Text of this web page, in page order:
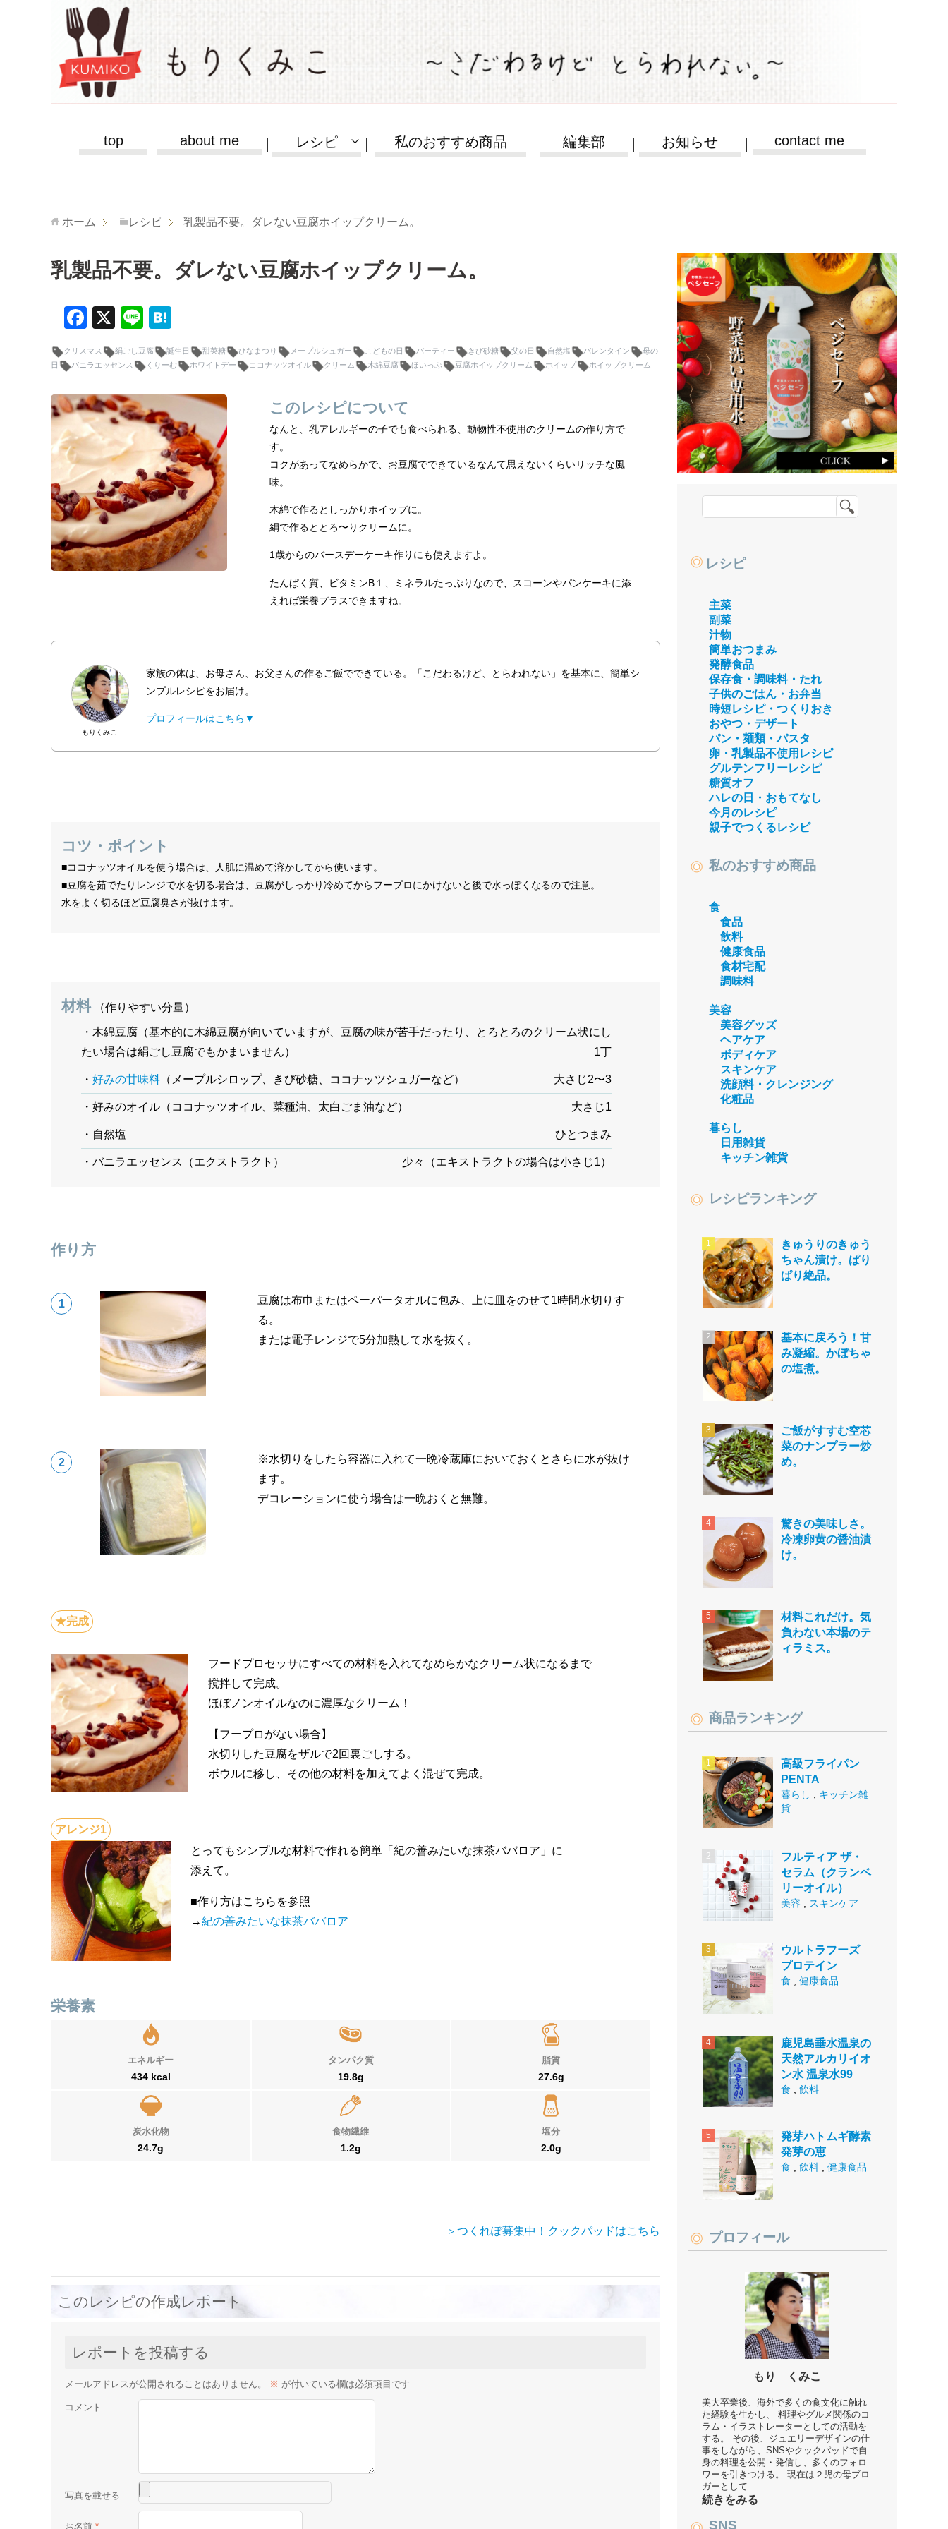
top about me レシピ 私のおすすめ商品 編集部 お知らせ contact me
ホーム レシピ 乳製品不要。ダレない豆腐ホイップクリーム。
乳製品不要。ダレない豆腐ホイップクリーム。
F
c
b
o
o
k
X
Li
n
e
e
クリスマス 絹ごし豆腐 誕生日 甜菜糖 ひなまつり メープルシュガー こどもの日 パーティー きび砂糖 父の日 自然塩 バレンタイン
母の
日
バニラエッセンス くりーむ ホワイトデー ココナッツオイル クリーム 木綿豆腐 ほいっぷ 豆腐ホイップクリーム ホイップ ホイップクリーム
このレシピについて
なんと、乳アレルギーの子でも食べられる、動物性不使用のクリームの作り方で
す。
コクがあってなめらかで、お豆腐でできているなんて思えないくらいリッチな風
味。
木綿で作るとしっかりホイップに。
絹で作るととろ〜りクリームに。
1歳からのバースデーケーキ作りにも使えますよ。
たんぱく質、ビタミンB１、ミネラルたっぷりなので、スコーンやパンケーキに添
えれば栄養プラスできますね。
もりくみこ
家族の体は、お母さん、お父さんの作るご飯でできている。「こだわるけど、とらわれない」を基本に、簡単シ
ンプルレシピをお届け。
プロフィールはこちら▼
コツ・ポイント
■ココナッツオイルを使う場合は、人肌に温めて溶かしてから使います。
■豆腐を茹でたりレンジで水を切る場合は、豆腐がしっかり冷めてからフープロにかけないと後で水っぽくなるので注意。
水をよく切るほど豆腐臭さが抜けます。
材料 （作りやすい分量）
・木綿豆腐（基本的に木綿豆腐が向いていますが、豆腐の味が苦手だったり、とろとろのクリーム状にし
たい場合は絹ごし豆腐でもかまいません）
1丁
・ 好みの甘味料 （メープルシロップ、きび砂糖、ココナッツシュガーなど） 大さじ2〜3
・好みのオイル（ココナッツオイル、菜種油、太白ごま油など） 大さじ1
・自然塩 ひとつまみ
・バニラエッセンス（エクストラクト） 少々（エキストラクトの場合は小さじ1）
作り方
豆腐は布巾またはペーパータオルに包み、上に皿をのせて1時間水切りす
る。
または電子レンジで5分加熱して水を抜く。
※水切りをしたら容器に入れて一晩冷蔵庫においておくとさらに水が抜け
ます。
デコレーションに使う場合は一晩おくと無難。
フードプロセッサにすべての材料を入れてなめらかなクリーム状になるまで
撹拌して完成。
ほぼノンオイルなのに濃厚なクリーム！
【フープロがない場合】
水切りした豆腐をザルで2回裏ごしする。
ボウルに移し、その他の材料を加えてよく混ぜて完成。
とってもシンプルな材料で作れる簡単「紀の善みたいな抹茶ババロア」に
添えて。
■作り方はこちらを参照
→紀の善みたいな抹茶ババロア
栄養素
エネルギー
434 kcal
タンパク質
19.8g
脂質
27.6g
炭水化物
24.7g
食物繊維
1.2g
塩分
2.0g
＞つくれぽ募集中！クックパッドはこちら
このレシピの作成レポート
レポートを投稿する
メールアドレスが公開されることはありません。 ※ が付いている欄は必須項目です
コメント
お名前 *
レシピ
主菜
副菜
汁物
簡単おつまみ
発酵食品
保存食・調味料・たれ
子供のごはん・お弁当
時短レシピ・つくりおき
おやつ・デザート
パン・麺類・パスタ
卵・乳製品不使用レシピ
グルテンフリーレシピ
糖質オフ
ハレの日・おもてなし
今月のレシピ
親子でつくるレシピ
私のおすすめ商品
食
食品
飲料
健康食品
食材宅配
調味料
美容
美容グッズ
ヘアケア
ボディケア
スキンケア
洗顔料・クレンジング
化粧品
暮らし
日用雑貨
キッチン雑貨
レシピランキング
きゅうりのきゅう
ちゃん漬け。ぱり
ぱり絶品。
基本に戻ろう！甘
み凝縮。かぼちゃ
の塩煮。
ご飯がすすむ空芯
菜のナンプラー炒
め。
驚きの美味しさ。
冷凍卵黄の醤油漬
け。
材料これだけ。気
負わない本場のテ
ィラミス。
商品ランキング
高級フライパン
PENTA
暮らし
キッチン雑
貨
フルティア ザ・
セラム（クランベ
リーオイル）
美容 スキンケア
ウルトラフーズ
プロテイン
食 健康食品
鹿児島垂水温泉の
天然アルカリイオ
ン水 温泉水99
食 飲料
発芽ハトムギ酵素
発芽の恵
食 飲料 健康食品
プロフィール
もり くみこ
美大卒業後、海外で多くの食文化に触れ
た経験を生かし、 料理やグルメ関係のコ
ラム・イラストレーターとしての活動を
する。 その後、ジュエリーデザインの仕
事をしながら、SNSやクックパッドで自
身の料理を公開・発信し、多くのフォロ
ワーを引きつける。 現在は２児の母ブロ
ガーとして...
続きをみる
SNS